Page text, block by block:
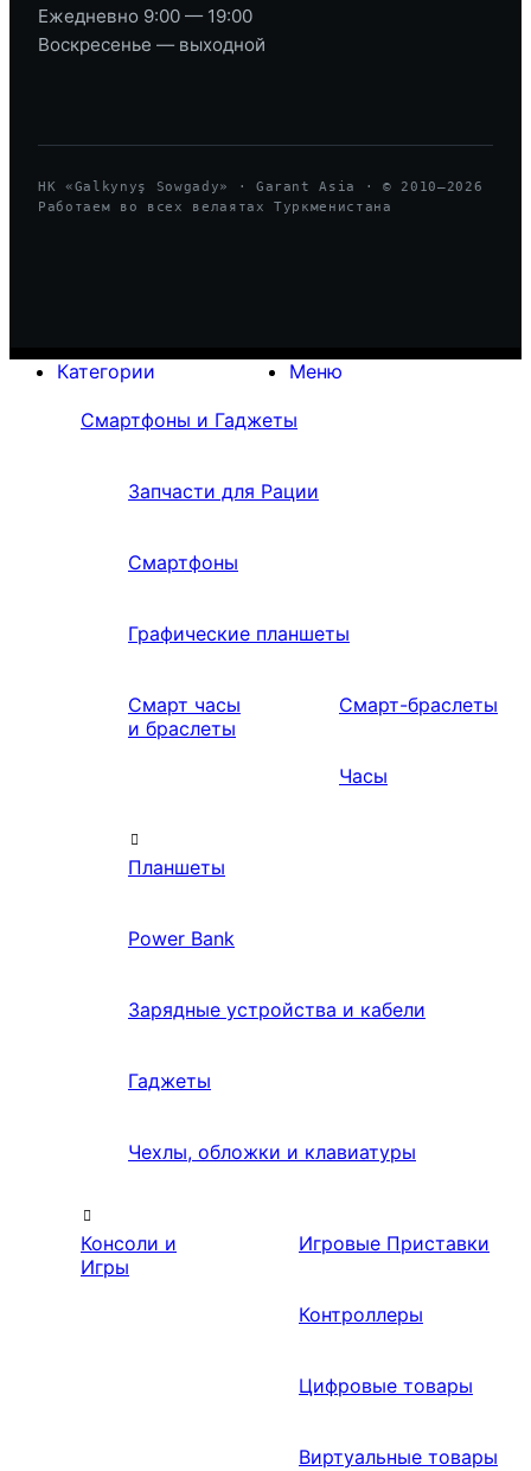
Ежедневно 9:00 — 19:00
Воскресенье — выходной
HK «Galkynyş Sowgady» · Garant Asia · © 2010—2026
Работаем во всех велаятах Туркменистана
Меню
Категории
Смартфоны и Гаджеты
Запчасти для Рации
Смартфоны
Графические планшеты
Смарт часы
и браслеты
Смарт-браслеты
Часы
Планшеты
Power Bank
Зарядные устройства и кабели
Гаджеты
Чехлы, обложки и клавиатуры
Консоли и
Игры
Игровые Приставки
Контроллеры
Цифровые товары
Виртуальные товары